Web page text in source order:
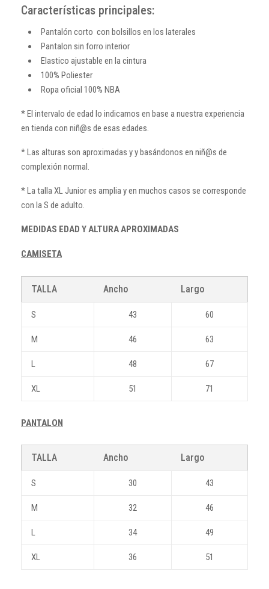
Características principales:
Pantalón corto con bolsillos en los laterales
Pantalon sin forro interior
Elastico ajustable en la cintura
100% Poliester
Ropa oficial 100% NBA
* El intervalo de edad lo indicamos en base a nuestra experiencia
en tienda con niñ@s de esas edades.
* Las alturas son aproximadas y y basándonos en niñ@s de
complexión normal.
* La talla XL Junior es amplia y en muchos casos se corresponde
con la S de adulto.
MEDIDAS EDAD Y ALTURA APROXIMADAS
CAMISETA
TALLA Ancho Largo
S 43 60
M 46 63
L 48 67
XL 51 71
PANTALON
TALLA Ancho Largo
S 30 43
M 32 46
L 34 49
XL 36 51